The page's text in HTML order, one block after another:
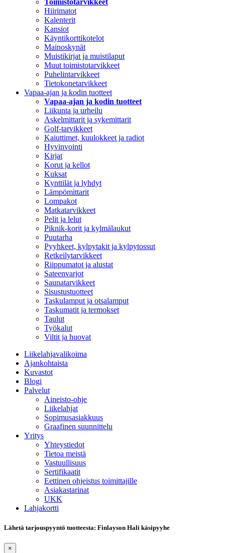
Toimistotarvikkeet
Hiirimatot
Kalenterit
Kansiot
Käyntikorttikotelot
Mainoskynät
Muistikirjat ja muistilaput
Muut toimistotarvikkeet
Puhelintarvikkeet
Tietokonetarvikkeet
Vapaa-ajan ja kodin tuotteet
Vapaa-ajan ja kodin tuotteet
Liikunta ja urheilu
Askelmittarit ja sykemittarit
Golf-tarvikkeet
Kaiuttimet, kuulokkeet ja radiot
Hyvinvointi
Kirjat
Korut ja kellot
Kuksat
Kynttilät ja lyhdyt
Lämpömittarit
Lompakot
Matkatarvikkeet
Pelit ja lelut
Piknik-korit ja kylmälaukut
Puutarha
Pyyhkeet, kylpytakit ja kylpytossut
Retkeilytarvikkeet
Riippumatot ja alustat
Sateenvarjot
Saunatarvikkeet
Sisustustuotteet
Taskulamput ja otsalamput
Taskumatit ja termokset
Taulut
Työkalut
Viltit ja huovat
Liikelahjavalikoima
Ajankohtaista
Kuvastot
Blogi
Palvelut
Aineisto-ohje
Liikelahjat
Sopimusasiakkuus
Graafinen suunnittelu
Yritys
Yhteystiedot
Tietoa meistä
Vastuullisuus
Sertifikaatit
Eettinen ohjeistus toimittajille
Asiakastarinat
UKK
Lahjakortti
Lähetä tarjouspyyntö tuotteesta: Finlayson Hali käsipyyhe
×